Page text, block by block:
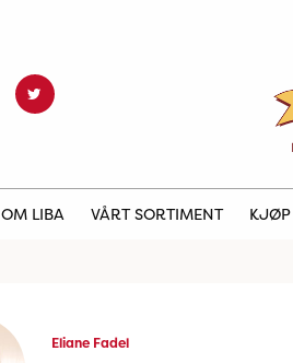
OM LIBA VÅRT SORTIMENT KJØP
Eliane Fadel